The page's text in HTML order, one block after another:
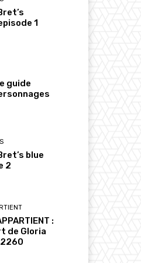
1
guide
blue
2
:
de Gloria
2260